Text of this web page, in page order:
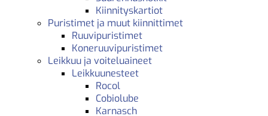
Kiinnityskartiot
Puristimet ja muut kiinnittimet
Ruuvipuristimet
Koneruuvipuristimet
Leikkuu ja voiteluaineet
Leikkuunesteet
Rocol
Cobiolube
Karnasch